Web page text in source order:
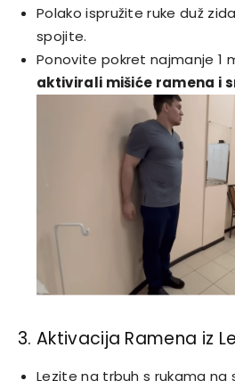
Polako ispružite ruke duž
spojite.
Ponovite pokret najmanje 1
aktivirali mišiće ramena i
3. Aktivacija Ramena iz
Lezite na trbuh s rukama na